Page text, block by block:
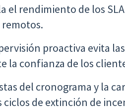
el rendimiento de los
proactiva evita
la confianza de los
del cronograma y la
ciclos de extinción de